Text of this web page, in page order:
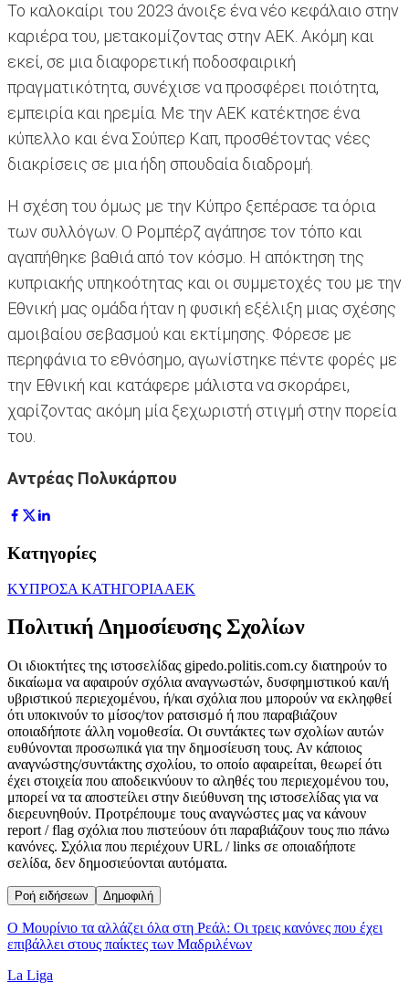
Το καλοκαίρι του 2023 άνοιξε ένα νέο κεφάλαιο στην
καριέρα του, μετακομίζοντας στην ΑΕΚ. Ακόμη και
εκεί, σε μια διαφορετική ποδοσφαιρική
πραγματικότητα, συνέχισε να προσφέρει ποιότητα,
εμπειρία και ηρεμία. Με την ΑΕΚ κατέκτησε ένα
κύπελλο και ένα Σούπερ Καπ, προσθέτοντας νέες
διακρίσεις σε μια ήδη σπουδαία διαδρομή.
Η σχέση του όμως με την Κύπρο ξεπέρασε τα όρια
των συλλόγων. Ο Ρομπέρζ αγάπησε τον τόπο και
αγαπήθηκε βαθιά από τον κόσμο. Η απόκτηση της
κυπριακής υπηκοότητας και οι συμμετοχές του με την
Εθνική μας ομάδα ήταν η φυσική εξέλιξη μιας σχέσης
αμοιβαίου σεβασμού και εκτίμησης. Φόρεσε με
περηφάνια το εθνόσημο, αγωνίστηκε πέντε φορές με
την Εθνική και κατάφερε μάλιστα να σκοράρει,
χαρίζοντας ακόμη μία ξεχωριστή στιγμή στην πορεία
του.
Αντρέας Πολυκάρπου
Κατηγορίες
ΚΥΠΡΟΣΑ ΚΑΤΗΓΟΡΙΑΑΕΚ
Πολιτική Δημοσίευσης Σχολίων
Οι ιδιοκτήτες της ιστοσελίδας gipedo.politis.com.cy διατηρούν το
δικαίωμα να αφαιρούν σχόλια αναγνωστών, δυσφημιστικού και/ή
υβριστικού περιεχομένου, ή/και σχόλια που μπορούν να εκληφθεί
ότι υποκινούν το μίσος/τον ρατσισμό ή που παραβιάζουν
οποιαδήποτε άλλη νομοθεσία. Οι συντάκτες των σχολίων αυτών
ευθύνονται προσωπικά για την δημοσίευση τους. Αν κάποιος
αναγνώστης/συντάκτης σχολίου, το οποίο αφαιρείται, θεωρεί ότι
έχει στοιχεία που αποδεικνύουν το αληθές του περιεχομένου του,
μπορεί να τα αποστείλει στην διεύθυνση της ιστοσελίδας για να
διερευνηθούν. Προτρέπουμε τους αναγνώστες μας να κάνουν
report / flag σχόλια που πιστεύουν ότι παραβιάζουν τους πιο πάνω
κανόνες. Σχόλια που περιέχουν URL / links σε οποιαδήποτε
σελίδα, δεν δημοσιεύονται αυτόματα.
Ροή ειδήσεων Δημοφιλή
Ο Μουρίνιο τα αλλάζει όλα στη Ρεάλ: Οι τρεις κανόνες που έχει
επιβάλλει στους παίκτες των Μαδριλένων
La Liga